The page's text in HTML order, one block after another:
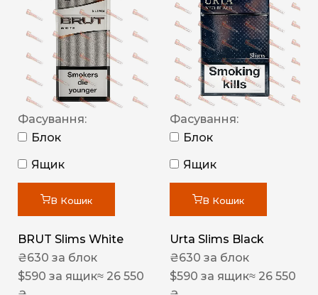
Фасування:
Блок
Ящик
В Кошик
BRUT Slims White
₴630 за блок
$590 за ящик≈ 26 550
Фасування:
Блок
Ящик
В Кошик
Urta Slims Black
₴630 за блок
$590 за ящик≈ 26 550